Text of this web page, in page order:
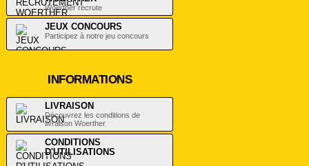
Woerther recrute
JEUX CONCOURS
Participez à notre jeu concours
INFORMATIONS
LIVRAISON
Découvrez les conditions de
livraison Woerther
CONDITIONS
D'UTILISATIONS
.